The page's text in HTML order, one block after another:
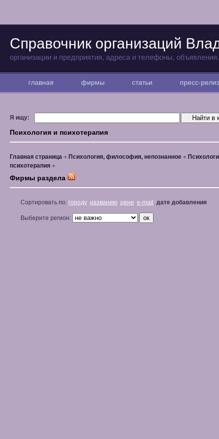
Справочник организаций
организации и предприятия, адреса и телефоны,
главная фирмы статьи пресс-
Я ищу:
Психология и психотерапия
Главная страница Психология, философия, непознанное
психотерапия
Фирмы раздела
Сортировать по: городу названию цене e-mail дате добавления
Выберите регион: